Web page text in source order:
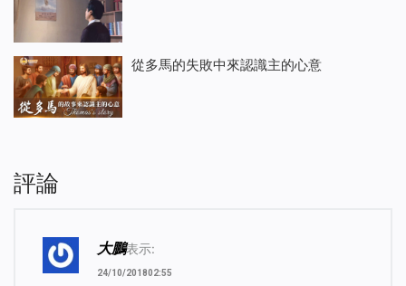
從多馬的失敗中來認識主的心意
評論
大鵬表示:
24/10/201802:55